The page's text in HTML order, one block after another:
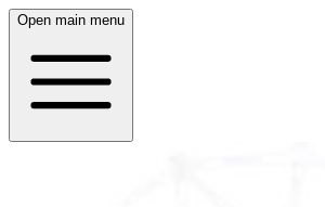
Open main menu